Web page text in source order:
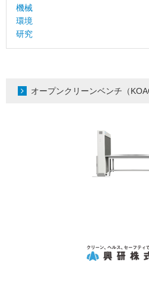
機械
環境
研究
オープンクリーンベンチ（